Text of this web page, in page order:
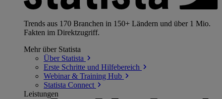
Trends aus 170 Branchen in 150+ Ländern und über 1 Mio.
Fakten im Direktzugriff.
Mehr über Statista
Über Statista
Erste Schritte und Hilfebereich
Webinar & Training Hub
Statista Connect
Leistungen